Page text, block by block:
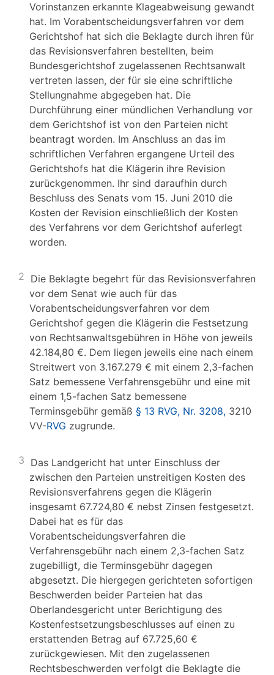
Vorinstanzen erkannte Klageabweisung gewandt
hat. Im Vorabentscheidungsverfahren vor dem
Gerichtshof hat sich die Beklagte durch ihren für
das Revisionsverfahren bestellten, beim
Bundesgerichtshof zugelassenen Rechtsanwalt
vertreten lassen, der für sie eine schriftliche
Stellungnahme abgegeben hat. Die
Durchführung einer mündlichen Verhandlung vor
dem Gerichtshof ist von den Parteien nicht
beantragt worden. Im Anschluss an das im
schriftlichen Verfahren ergangene Urteil des
Gerichtshofs hat die Klägerin ihre Revision
zurückgenommen. Ihr sind daraufhin durch
Beschluss des Senats vom 15. Juni 2010 die
Kosten der Revision einschließlich der Kosten
des Verfahrens vor dem Gerichtshof auferlegt
worden.
2 Die Beklagte begehrt für das Revisionsverfahren
vor dem Senat wie auch für das
Vorabentscheidungsverfahren vor dem
Gerichtshof gegen die Klägerin die Festsetzung
von Rechtsanwaltsgebühren in Höhe von jeweils
42.184,80 €. Dem liegen jeweils eine nach einem
Streitwert von 3.167.279 € mit einem 2,3-fachen
Satz bemessene Verfahrensgebühr und eine mit
einem 1,5-fachen Satz bemessene
Terminsgebühr gemäß § 13 RVG, Nr. 3208, 3210
VV-RVG zugrunde.
3 Das Landgericht hat unter Einschluss der
zwischen den Parteien unstreitigen Kosten des
Revisionsverfahrens gegen die Klägerin
insgesamt 67.724,80 € nebst Zinsen festgesetzt.
Dabei hat es für das
Vorabentscheidungsverfahren die
Verfahrensgebühr nach einem 2,3-fachen Satz
zugebilligt, die Terminsgebühr dagegen
abgesetzt. Die hiergegen gerichteten sofortigen
Beschwerden beider Parteien hat das
Oberlandesgericht unter Berichtigung des
Kostenfestsetzungsbeschlusses auf einen zu
erstattenden Betrag auf 67.725,60 €
zurückgewiesen. Mit den zugelassenen
Rechtsbeschwerden verfolgt die Beklagte die